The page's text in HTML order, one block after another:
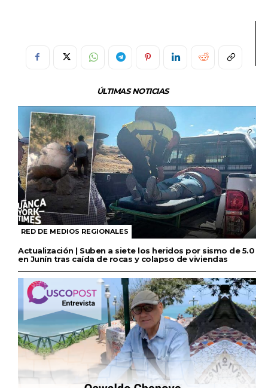
ÚLTIMAS NOTICIAS
RED DE MEDIOS REGIONALES
Actualización | Suben a siete los heridos por sismo de 5.0
en Junín tras caída de rocas y colapso de viviendas